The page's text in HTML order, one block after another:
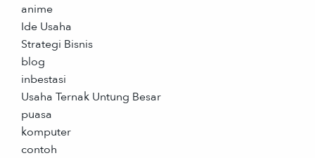
anime
Ide Usaha
Strategi Bisnis
blog
inbestasi
Usaha Ternak Untung Besar
puasa
komputer
contoh